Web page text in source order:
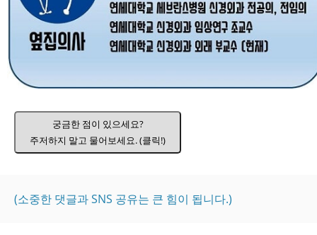
궁금한 점이 있으세요?
주저하지 말고 물어보세요. (클릭!)
(소중한 댓글과 SNS 공유는 큰 힘이 됩니다.)